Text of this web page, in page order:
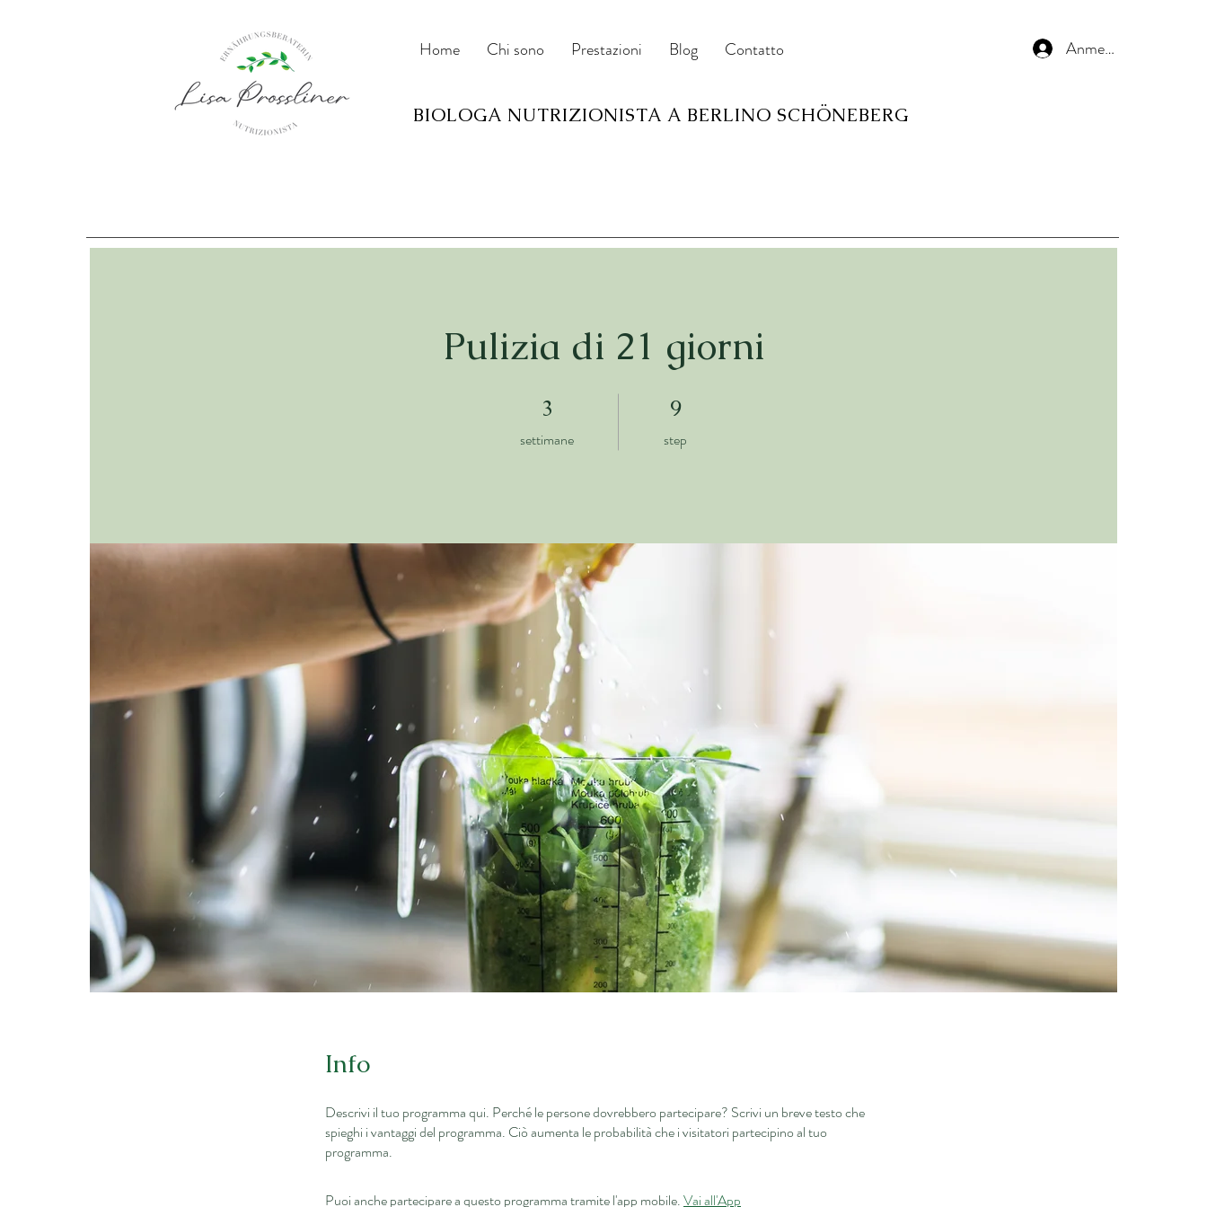
Home Chi sono Prestazioni Blog Contatto Anmelden
BIOLOGA NUTRIZIONISTA A BERLINO SCHÖNEBERG
Pulizia di 21 giorni
3
settimane
9
step
Info
Descrivi il tuo programma qui. Perché le persone dovrebbero partecipare? Scrivi un breve testo che
spieghi i vantaggi del programma. Ciò aumenta le probabilità che i visitatori partecipino al tuo
programma.
Puoi anche partecipare a questo programma tramite l'app mobile.Vai all'App